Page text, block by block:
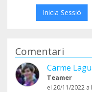
Inicia Sessió
Comentari
Carme
Teamer
el 20/11/2022 a